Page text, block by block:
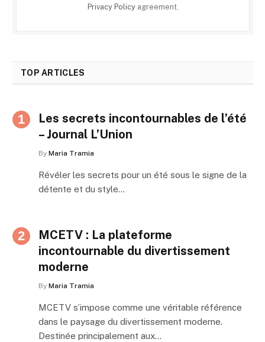
Privacy Policyagreement.
TOP ARTICLES
Les secrets incontournables de l’été
– Journal L’Union
By Maria Tramia
Révéler les secrets pour un été sous le signe de la
détente et du style…
MCETV : La plateforme
incontournable du divertissement
moderne
By Maria Tramia
MCETV s’impose comme une véritable référence
dans le paysage du divertissement moderne.
Destinée principalement aux…